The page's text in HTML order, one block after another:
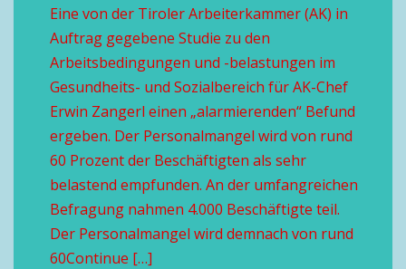
Eine von der Tiroler Arbeiterkammer (AK) in
Auftrag gegebene Studie zu den
Arbeitsbedingungen und -belastungen im
Gesundheits- und Sozialbereich für AK-Chef
Erwin Zangerl einen „alarmierenden“ Befund
ergeben. Der Personalmangel wird von rund
60 Prozent der Beschäftigten als sehr
belastend empfunden. An der umfangreichen
Befragung nahmen 4.000 Beschäftigte teil.
Der Personalmangel wird demnach von rund
60Continue […]